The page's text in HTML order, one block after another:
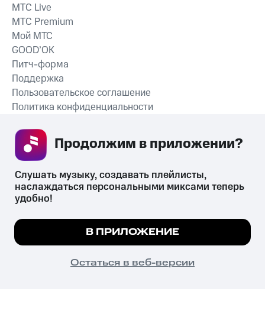
СКАЧАТЬ ПРИЛОЖЕНИЕ
MTС Live
MTС Premium
Мой МТС
GOOD’OK
Питч-форма
Поддержка
Пользовательское соглашение
Политика конфиденциальности
психотропных веществ, их аналогов причиняет вред здоровью,
их незаконный оборот запрещён и влечёт установленную
законодательством ответственность.
© 2026 ООО «КИОН».
Все права защищены
Мы используем куки, чтобы на сайте все
Подробнее
ПОНЯТНО
Слушать музыку, создавать плейлисты,
наслаждаться персональными миксами теперь
удобно!
В ПРИЛОЖЕНИЕ
Остаться в веб-версии